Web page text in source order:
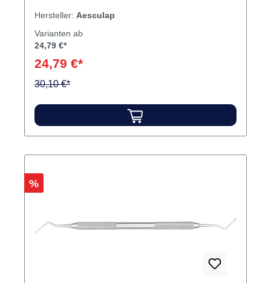
Hersteller: Aesculap
Varianten ab
24,79 €*
24,79 €*
30,10 €*
Rabatt
%